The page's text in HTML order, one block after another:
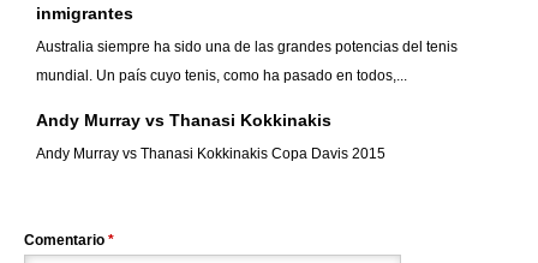
inmigrantes
Australia siempre ha sido una de las grandes potencias del tenis
mundial. Un país cuyo tenis, como ha pasado en todos,...
Andy Murray vs Thanasi Kokkinakis
Andy Murray vs Thanasi Kokkinakis Copa Davis 2015
Comentario *